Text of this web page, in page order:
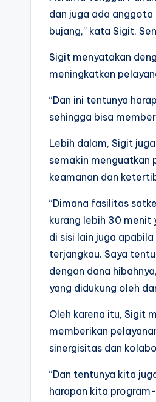
dan juga ada anggota
bujang,” kata Sigit,
Sigit menyatakan
meningkatkan
“Dan ini tentunya
sehingga bisa
Lebih dalam, Sigit
semakin menguatkan
keamanan dan
“Dimana fasilitas
kurang lebih 30 menit
di sisi lain juga
terjangkau. Saya
dengan dana
yang didukung oleh
Oleh karena itu, Sigit
memberikan
sinergisitas dan
“Dan tentunya kita
harapan kita